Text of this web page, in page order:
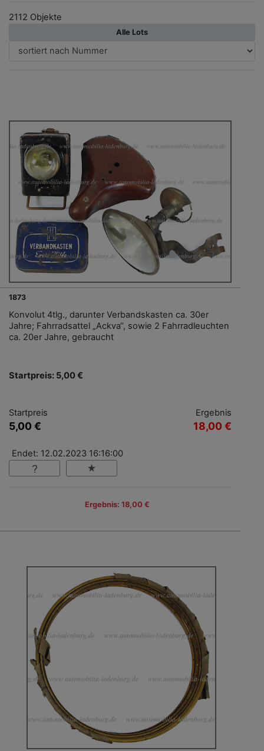
2112 Objekte
Alle Lots
1873
Konvolut 4tlg., darunter Verbandskasten ca. 30er
Jahre; Fahrradsattel „Ackva“, sowie 2 Fahrradleuchten
ca. 20er Jahre, gebraucht
Startpreis: 5,00 €
Startpreis
5,00 €
Ergebnis
18,00 €
Endet: 12.02.2023 16:16:00
Ergebnis: 18,00 €